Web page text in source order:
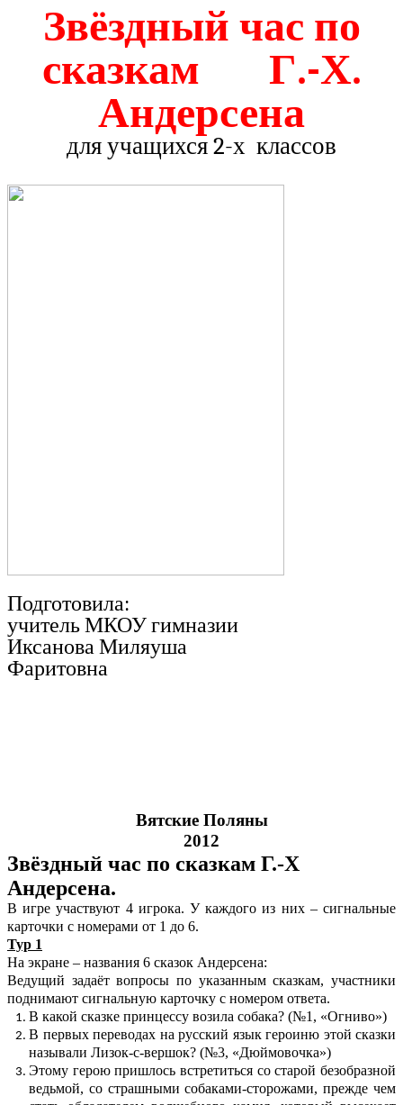
Звёздный час по
сказкам Г.-Х.
Андерсена
для учащихся 2-х классов
Подготовила:
учитель МКОУ гимназии
Иксанова Миляуша
Фаритовна
Вятские Поляны
2012
Звёздный час по сказкам Г.-Х
Андерсена.
В игре участвуют 4 игрока. У каждого из них – сигнальные
карточки с номерами от 1 до 6.
Тур 1
На экране – названия 6 сказок Андерсена:
Ведущий задаёт вопросы по указанным сказкам, участники
поднимают сигнальную карточку с номером ответа.
В какой сказке принцессу возила собака? (№1, «Огниво»)
В первых переводах на русский язык героиню этой сказки
называли Лизок-с-вершок? (№3, «Дюймовочка»)
Этому герою пришлось встретиться со старой безобразной
ведьмой, со страшными собаками-сторожами, прежде чем